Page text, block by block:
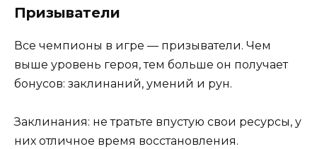
Призыватели
Все чемпионы в игре — призыватели. Чем
выше уровень героя, тем больше он получает
бонусов: заклинаний, умений и рун.
Заклинания: не тратьте впустую свои ресурсы, у
них отличное время восстановления.